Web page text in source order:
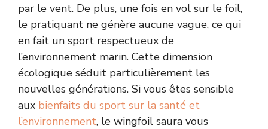
par le vent. De plus, une fois en vol sur le foil,
le pratiquant ne génère aucune vague, ce qui
en fait un sport respectueux de
l’environnement marin. Cette dimension
écologique séduit particulièrement les
nouvelles générations. Si vous êtes sensible
aux bienfaits du sport sur la santé et
l’environnement, le wingfoil saura vous